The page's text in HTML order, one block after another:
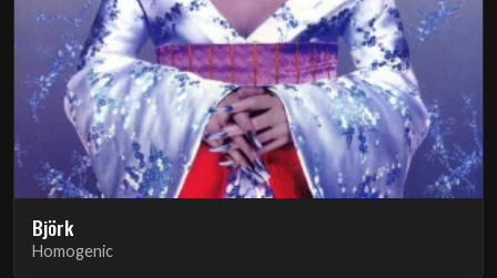
Björk
Homogenic